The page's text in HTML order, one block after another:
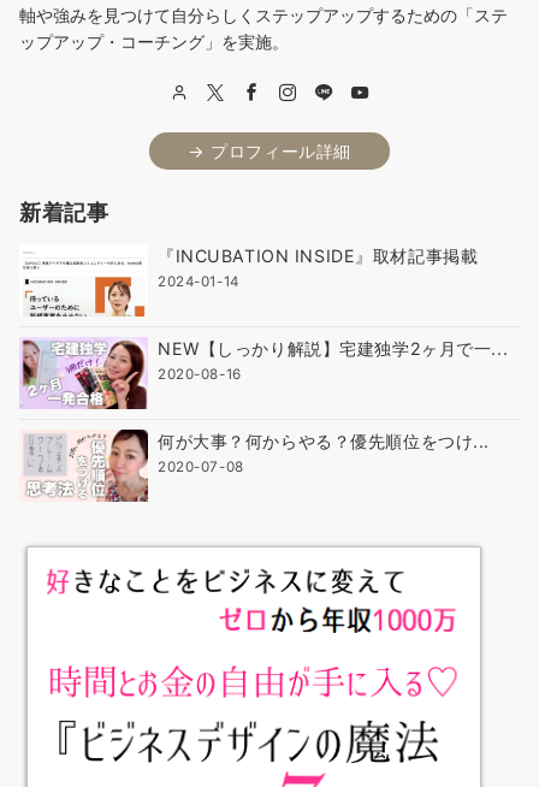
軸や強みを見つけて自分らしくステップアップするための「ステ
ップアップ・コーチング」を実施。
→ プロフィール詳細
新着記事
『INCUBATION INSIDE』取材記事掲載
2024-01-14
NEW【しっかり解説】宅建独学2ヶ月で一...
2020-08-16
何が大事？何からやる？優先順位をつけ...
2020-07-08